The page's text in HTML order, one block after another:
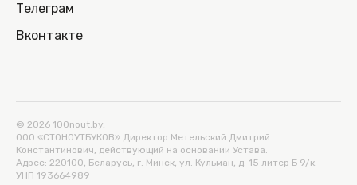
Телеграм
Вконтакте
© 2026 100nout.by,
ООО «СТОНОУТБУКОВ» Директор Метельский Дмитрий
Константинович, действующий на основании Устава.
Адрес: 220100, Беларусь, г. Минск, ул. Кульман, д. 15 литер Б 9/к.
УНП 193664989